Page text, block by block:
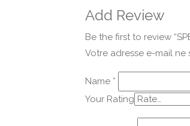
Add Review
Be the first to review
Votre adresse e-mail ne
Name *
Your Rating